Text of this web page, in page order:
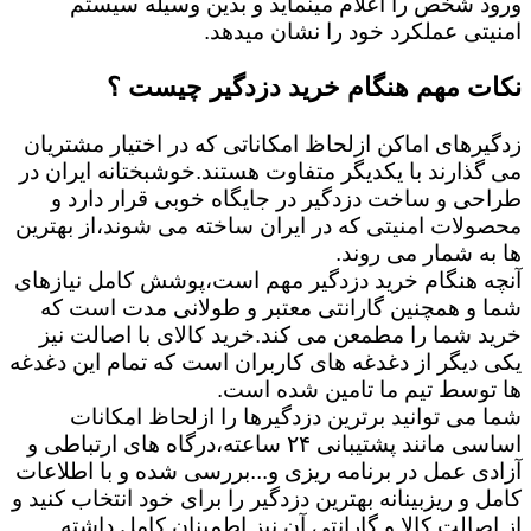
امنیتی عملکرد خود را نشان میدهد.
نکات مهم هنگام خرید دزدگیر چیست ؟
زدگیرهای اماکن ازلحاظ امکاناتی که در اختیار مشتریان
می گذارند با یکدیگر متفاوت هستند.خوشبختانه ایران در
طراحی و ساخت دزدگیر در جایگاه خوبی قرار دارد و
محصولات امنیتی که در ایران ساخته می شوند،از بهترین
ها به شمار می روند.
آنچه هنگام خرید دزدگیر مهم است،پوشش کامل نیازهای
شما و همچنین گارانتی معتبر و طولانی مدت است که
خرید شما را مطمعن می کند.خرید کالای با اصالت نیز
یکی دیگر از دغدغه های کاربران است که تمام این دغدغه
ها توسط تیم ما تامین شده است.
شما می توانید برترین دزدگیرها را ازلحاظ امکانات
اساسی مانند پشتیبانی ۲۴ ساعته،درگاه های ارتباطی و
آزادی عمل در برنامه ریزی و...بررسی شده و با اطلاعات
کامل و ریزبینانه بهترین دزدگیر را برای خود انتخاب کنید و
از اصالت کالا و گارانتی آن نیز اطمینان کامل داشته